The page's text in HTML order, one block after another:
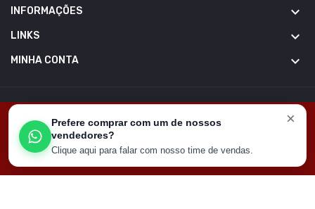
HOME CARRINHO CONTATO MINHA CONTA
INFORMAÇÕES 
LINKS 
MINHA CONTA 
Este site usa cookies para garantir que você tenha a
melhor experiência em nosso site
Got It!
×
Prefere comprar com um de nossos
vendedores?
Clique aqui para falar com nosso time de vendas.